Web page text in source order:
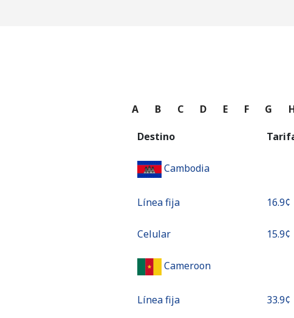
A B C D E F G
Destino
Cambodia
Línea fija ⁦16.9¢⁩
Celular ⁦15.9¢⁩
Cameroon
Línea fija ⁦33.9¢⁩